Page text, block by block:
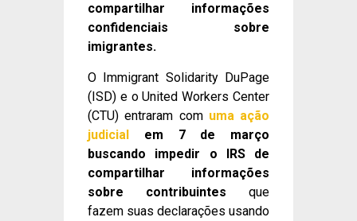
compartilhar informações
confidenciais sobre
imigrantes.
O Immigrant Solidarity DuPage
(ISD) e o United Workers Center
(CTU) entraram com uma ação
judicial
em 7 de março
buscando impedir o IRS de
compartilhar informações
sobre contribuintes
que
fazem suas declarações usando